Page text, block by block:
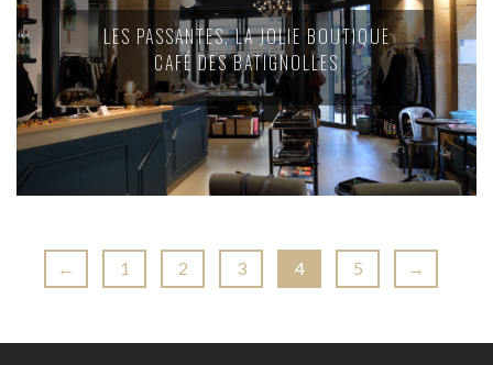
LES PASSANTES, LA JOLIE BOUTIQUE
CAFÉ DES BATIGNOLLES
← 1 2 3 4 5 →